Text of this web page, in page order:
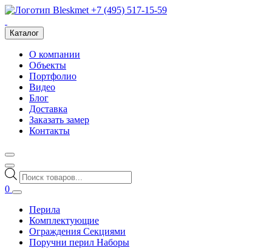
+7 (495) 517-15-59
Каталог
О компании
Объекты
Портфолио
Видео
Блог
Доставка
Заказать замер
Контакты
Поиск
товаров
0
Перила
Комплектующие
Ограждения Секциями
Поручни перил Наборы